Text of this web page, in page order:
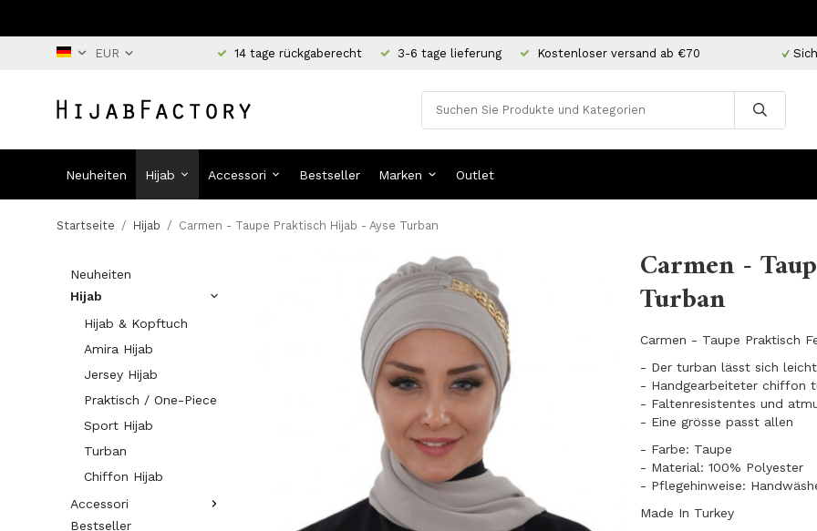
14 tage rückgaberecht 3-6 tage lieferung Kostenloser versand ab €70
Neuheiten Hijab Accessori Bestseller Marken Outlet
Startseite / Hijab / Carmen - Taupe Praktisch Hijab - Ayse Turban
Neuheiten
Hijab
Hijab & Kopftuch
Amira Hijab
Jersey Hijab
Praktisch / One-Piece
Sport Hijab
Turban
Chiffon Hijab
Accessori
Bestseller
Carmen -
Turban
Carmen - Taupe Praktisch
- Der turban lässt sich
- Handgearbeiteter chiffon
- Faltenresistentes und
​- Eine grösse passt allen
- Farbe: Taupe
- Material: 100% Polyester
- Pflegehinweise:
Made In Turkey